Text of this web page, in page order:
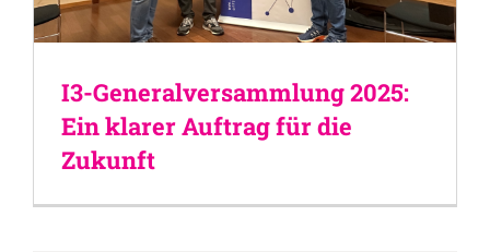
I3-Generalversammlung 2025:
Ein klarer Auftrag für die
Zukunft